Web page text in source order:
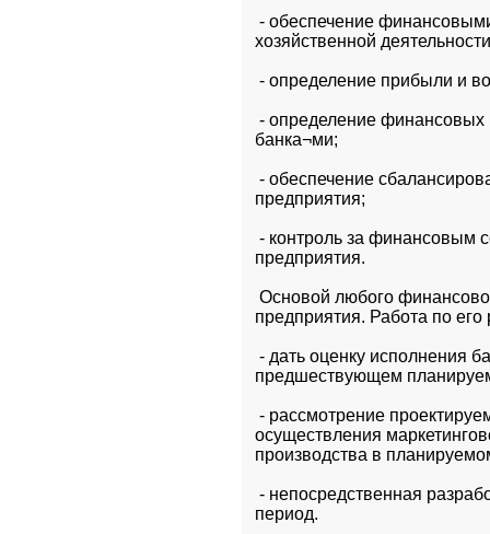
- обеспечение
хозяйственной
- определение прибыли и
- определение
банка¬ми;
- обеспечение
предприятия;
- контроль за финансовым
предприятия.
Основой любого
предприятия. Работа по его
- дать оценку исполнения
предшествующем
- рассмотрение
осуществления
производства в
- непосредственная
период.